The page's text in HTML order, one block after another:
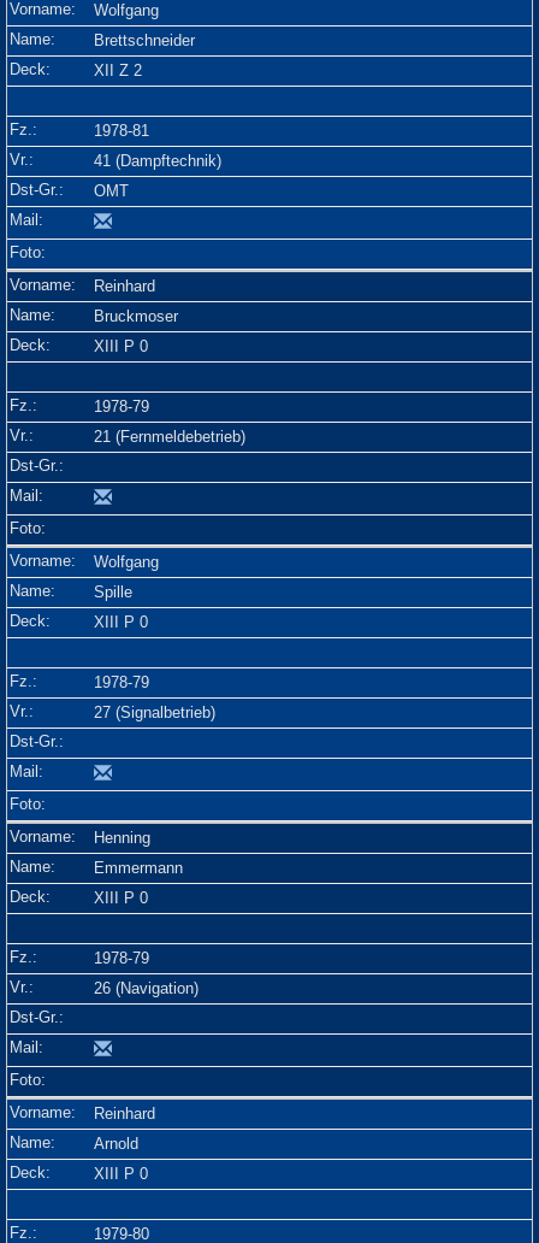
Wolfgang
Brettschneider
XII Z 2
1978-81
41 (Dampftechnik)
OMT
Reinhard
Bruckmoser
XIII P 0
1978-79
21 (Fernmeldebetrieb)
Wolfgang
Spille
XIII P 0
1978-79
27 (Signalbetrieb)
Henning
Emmermann
XIII P 0
1978-79
26 (Navigation)
Reinhard
Arnold
XIII P 0
1979-80